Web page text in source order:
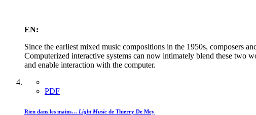
EN:
Since the earliest mixed music compositions in the 1950s, composers
Computerized interactive systems can now intimately blend these two
and enable interaction with the computer.
PDF
Rien dans les mains… Light Music de Thierry De Mey